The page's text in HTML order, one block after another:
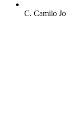
C. Camilo